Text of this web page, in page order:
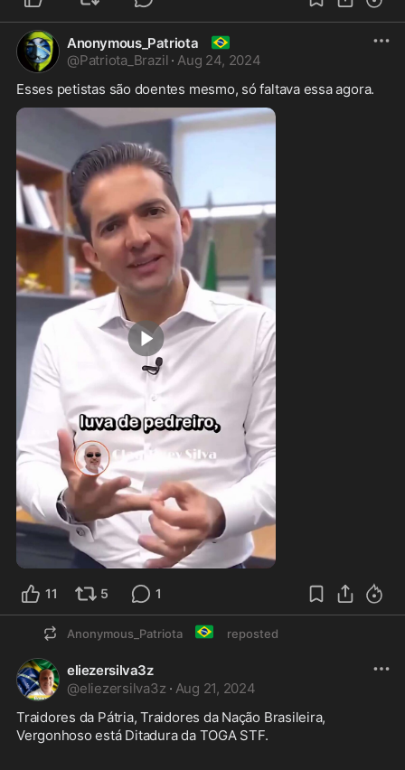
Anonymous_Patriota 🇧🇷
@Patriota_Brazil · Aug 24, 2024
Esses petistas são doentes mesmo, só faltava essa agora.
0:16
11 5 1
Anonymous_Patriota 🇧🇷 reposted
eliezersilva3z
@eliezersilva3z · Aug 21, 2024
Traidores da Pátria, Traidores da Nação Brasileira,
Vergonhoso está Ditadura da TOGA STF.